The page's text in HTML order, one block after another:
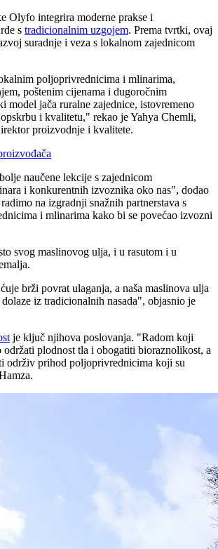
Olyfo integrira moderne prakse i
s tradicionalnim uzgojem. Prema tvrtki, ovaj
suradnje i veza s lokalnom zajednicom
poljoprivrednicima i mlinarima,
poštenim cijenama i dugoročnim
model jača ruralne zajednice, istovremeno
i kvalitetu," rekao je Yahya Chemli,
proizvodnje i kvalitete.
naučene lekcije s zajednicom
i konkurentnih izvoznika oko nas", dodao
na izgradnji snažnih partnerstava s
i mlinarima kako bi se povećao izvozni
svog maslinovog ulja, i u rasutom i u
brži povrat ulaganja, a naša maslinova ulja
iz tradicionalnih nasada", objasnio je
je ključ njihova poslovanja. "Radom koji
održati plodnost tla i obogatiti bioraznolikost, a
održiv prihod poljoprivrednicima koji su